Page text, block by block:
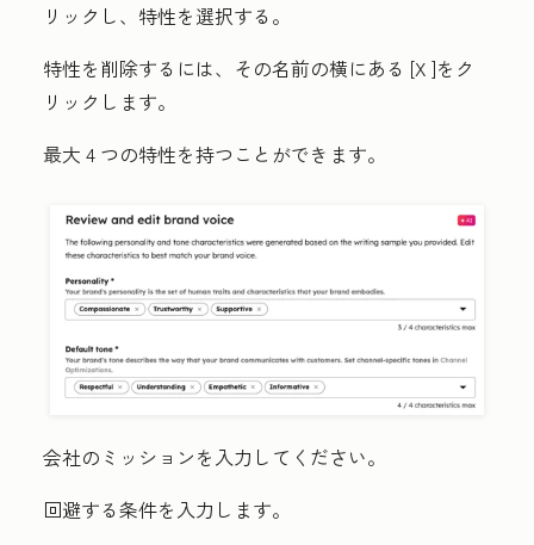
リックし、 特性を選択する。
特性を削除するには、その名前の横にある [X ]をク
リックします。
最大 4 つの特性を持つことができます。
会社のミッションを入力してください。
回避する条件を入力します。